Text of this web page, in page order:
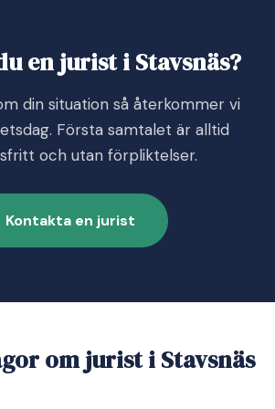
en jurist i Stavsnäs?
din situation så återkommer vi
Första samtalet är alltid
och utan förpliktelser.
Kontakta en jurist
om jurist i Stavsnäs